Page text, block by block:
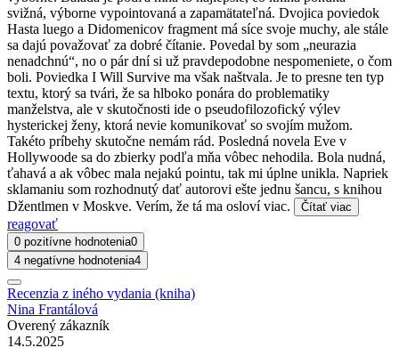
svižná, výborne vypointovaná a zapamätateľná. Dvojica poviedok
Hasta luego a Didomenicov fragment má síce svoje muchy, ale stále
sa dajú považovať za dobré čítanie. Povedal by som „neurazia
nenadchnú“, no o pár dní si už pravdepodobne nespomeniete, o čom
boli. Poviedka I Will Survive ma však naštvala. Je to presne ten typ
textu, ktorý sa tvári, že sa hlboko ponára do problematiky
manželstva, ale v skutočnosti ide o pseudofilozofický výlev
hysterickej ženy, ktorá nevie komunikovať so svojím mužom.
Takéto príbehy skutočne nemám rád. Posledná novela Eve v
Hollywoode sa do zbierky podľa mňa vôbec nehodila. Bola nudná,
ťahavá a ak vôbec mala nejakú pointu, tak mi úplne unikla. Napriek
sklamaniu som rozhodnutý dať autorovi ešte jednu šancu, s knihou
Džentlmen v Moskve. Verím, že tá ma osloví viac.
Čítať viac
reagovať
0 pozitívne hodnotenia0
4 negatívne hodnotenia4
Recenzia z iného vydania (kniha)
Nina Frantálová
Overený zákazník
14.5.2025